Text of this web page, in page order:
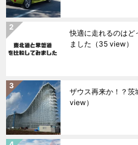
快適に走れるのはど
ました （35 view）
ザウス再来か！？茨
view）